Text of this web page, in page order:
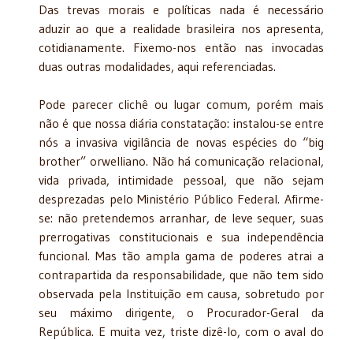
Das trevas morais e políticas nada é necessário
aduzir ao que a realidade brasileira nos apresenta,
cotidianamente. Fixemo-nos então nas invocadas
duas outras modalidades, aqui referenciadas.
Pode parecer clichê ou lugar comum, porém mais
não é que nossa diária constatação: instalou-se entre
nós a invasiva vigilância de novas espécies do “big
brother” orwelliano. Não há comunicação relacional,
vida privada, intimidade pessoal, que não sejam
desprezadas pelo Ministério Público Federal. Afirme-
se: não pretendemos arranhar, de leve sequer, suas
prerrogativas constitucionais e sua independência
funcional. Mas tão ampla gama de poderes atrai a
contrapartida da responsabilidade, que não tem sido
observada pela Instituição em causa, sobretudo por
seu máximo dirigente, o Procurador-Geral da
República. E muita vez, triste dizê-lo, com o aval do